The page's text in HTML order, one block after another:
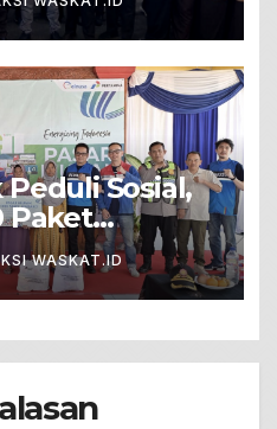
Sosial,
Paket
Pasar Murah
Di
WASKAT.ID